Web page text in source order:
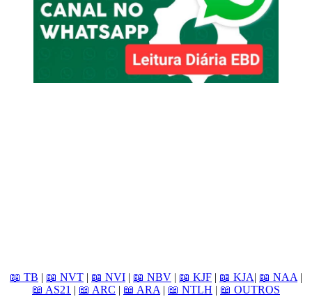
📖 TB | 📖 NVT | 📖 NVI | 📖 NBV | 📖 KJF | 📖 KJA| 📖 NAA |
📖 AS21 | 📖 ARC | 📖 ARA | 📖 NTLH | 📖 OUTROS